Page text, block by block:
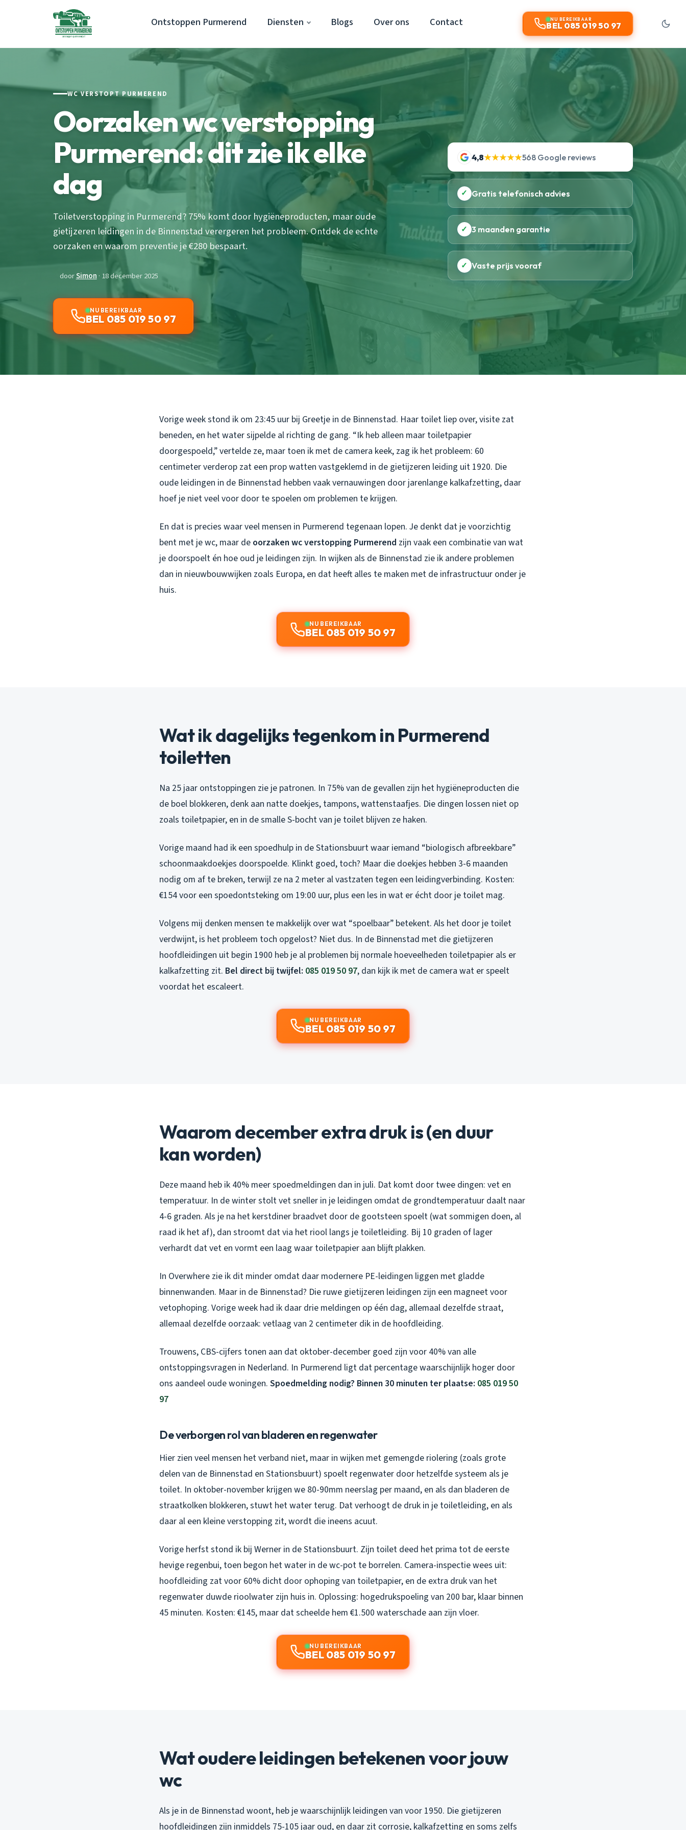
Ontstoppen Purmerend Diensten Blogs Over ons Contact NU BEREIKBAAR
BEL 085 019 50 97
WC VERSTOPT PURMEREND
Oorzaken wc verstopping
Purmerend: dit zie ik elke
dag
Toiletverstopping in Purmerend? 75% komt door hygiëneproducten, maar oude
gietijzeren leidingen in de Binnenstad verergeren het probleem. Ontdek de echte
oorzaken en waarom preventie je €280 bespaart.
doorSimon · 18 december 2025
NU BEREIKBAAR
BEL 085 019 50 97
4,8★★★★★568 Google reviews
✓ Gratis telefonisch advies
✓ 3 maanden garantie
✓ Vaste prijs vooraf
Vorige week stond ik om 23:45 uur bij Greetje in de Binnenstad. Haar toilet liep over, visite zat
beneden, en het water sijpelde al richting de gang. “Ik heb alleen maar toiletpapier
doorgespoeld,” vertelde ze, maar toen ik met de camera keek, zag ik het probleem: 60
centimeter verderop zat een prop watten vastgeklemd in de gietijzeren leiding uit 1920. Die
oude leidingen in de Binnenstad hebben vaak vernauwingen door jarenlange kalkafzetting, daar
hoef je niet veel voor door te spoelen om problemen te krijgen.
En dat is precies waar veel mensen in Purmerend tegenaan lopen. Je denkt dat je voorzichtig
bent met je wc, maar de oorzaken wc verstopping Purmerend zijn vaak een combinatie van wat
je doorspoelt én hoe oud je leidingen zijn. In wijken als de Binnenstad zie ik andere problemen
dan in nieuwbouwwijken zoals Europa, en dat heeft alles te maken met de infrastructuur onder je
huis.
NU BEREIKBAAR
BEL 085 019 50 97
Wat ik dagelijks tegenkom in Purmerend
toiletten
Na 25 jaar ontstoppingen zie je patronen. In 75% van de gevallen zijn het hygiëneproducten die
de boel blokkeren, denk aan natte doekjes, tampons, wattenstaafjes. Die dingen lossen niet op
zoals toiletpapier, en in de smalle S-bocht van je toilet blijven ze haken.
Vorige maand had ik een spoedhulp in de Stationsbuurt waar iemand “biologisch afbreekbare”
schoonmaakdoekjes doorspoelde. Klinkt goed, toch? Maar die doekjes hebben 3-6 maanden
nodig om af te breken, terwijl ze na 2 meter al vastzaten tegen een leidingverbinding. Kosten:
€154 voor een spoedontsteking om 19:00 uur, plus een les in wat er écht door je toilet mag.
Volgens mij denken mensen te makkelijk over wat “spoelbaar” betekent. Als het door je toilet
verdwijnt, is het probleem toch opgelost? Niet dus. In de Binnenstad met die gietijzeren
hoofdleidingen uit begin 1900 heb je al problemen bij normale hoeveelheden toiletpapier als er
kalkafzetting zit. Bel direct bij twijfel: 085 019 50 97, dan kijk ik met de camera wat er speelt
voordat het escaleert.
NU BEREIKBAAR
BEL 085 019 50 97
Waarom december extra druk is (en duur
kan worden)
Deze maand heb ik 40% meer spoedmeldingen dan in juli. Dat komt door twee dingen: vet en
temperatuur. In de winter stolt vet sneller in je leidingen omdat de grondtemperatuur daalt naar
4-6 graden. Als je na het kerstdiner braadvet door de gootsteen spoelt (wat sommigen doen, al
raad ik het af), dan stroomt dat via het riool langs je toiletleiding. Bij 10 graden of lager
verhardt dat vet en vormt een laag waar toiletpapier aan blijft plakken.
In Overwhere zie ik dit minder omdat daar modernere PE-leidingen liggen met gladde
binnenwanden. Maar in de Binnenstad? Die ruwe gietijzeren leidingen zijn een magneet voor
vetophoping. Vorige week had ik daar drie meldingen op één dag, allemaal dezelfde straat,
allemaal dezelfde oorzaak: vetlaag van 2 centimeter dik in de hoofdleiding.
Trouwens, CBS-cijfers tonen aan dat oktober-december goed zijn voor 40% van alle
ontstoppingsvragen in Nederland. In Purmerend ligt dat percentage waarschijnlijk hoger door
ons aandeel oude woningen. Spoedmelding nodig? Binnen 30 minuten ter plaatse: 085 019 50
97
De verborgen rol van bladeren en regenwater
Hier zien veel mensen het verband niet, maar in wijken met gemengde riolering (zoals grote
delen van de Binnenstad en Stationsbuurt) spoelt regenwater door hetzelfde systeem als je
toilet. In oktober-november krijgen we 80-90mm neerslag per maand, en als dan bladeren de
straatkolken blokkeren, stuwt het water terug. Dat verhoogt de druk in je toiletleiding, en als
daar al een kleine verstopping zit, wordt die ineens acuut.
Vorige herfst stond ik bij Werner in de Stationsbuurt. Zijn toilet deed het prima tot de eerste
hevige regenbui, toen begon het water in de wc-pot te borrelen. Camera-inspectie wees uit:
hoofdleiding zat voor 60% dicht door ophoping van toiletpapier, en de extra druk van het
regenwater duwde rioolwater zijn huis in. Oplossing: hogedrukspoeling van 200 bar, klaar binnen
45 minuten. Kosten: €145, maar dat scheelde hem €1.500 waterschade aan zijn vloer.
NU BEREIKBAAR
BEL 085 019 50 97
Wat oudere leidingen betekenen voor jouw
wc
Als je in de Binnenstad woont, heb je waarschijnlijk leidingen van voor 1950. Die gietijzeren
hoofdleidingen zijn inmiddels 75-105 jaar oud, en daar zit corrosie, kalkafzetting en soms zelfs